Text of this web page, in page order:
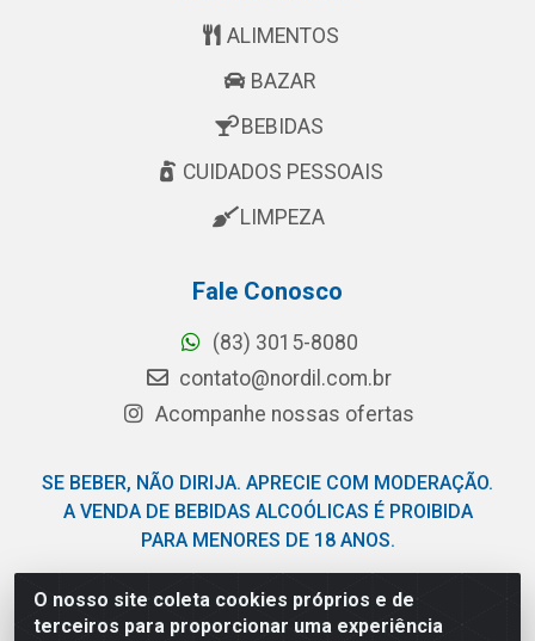
O nosso site coleta cookies próprios e de
terceiros para proporcionar uma experiência
ALIMENTOS
BAZAR
BEBIDAS
CUIDADOS PESSOAIS
LIMPEZA
Fale Conosco
(83) 3015-8080
contato@nordil.com.br
Acompanhe nossas ofertas
SE BEBER, NÃO DIRIJA. APRECIE COM MODERAÇÃO.
A VENDA DE BEBIDAS ALCOÓLICAS É PROIBIDA
PARA MENORES DE 18 ANOS.
Nordil Distribuidora - Avenida Liberdade, 2738, Bloco F -